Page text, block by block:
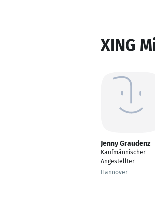
XING
Jenny Graudenz
Kaufmännischer
Angestellter
Hannover